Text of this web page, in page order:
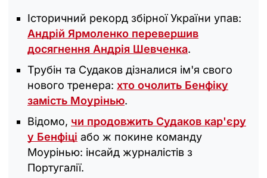
Історичний рекорд збірної України упав:
Андрій Ярмоленко перевершив
досягнення Андрія Шевченка.
Трубін та Судаков дізналися ім'я свого
нового тренера: хто очолить Бенфіку
замість Моурінью.
Відомо, чи продовжить Судаков кар'єру
у Бенфіці або ж покине команду
Моурінью: інсайд журналістів з
Португалії.